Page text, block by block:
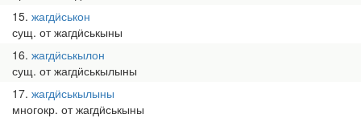
15 жагдӥськон
сущ. от жагдӥськыны
16 жагдӥськылон
сущ. от жагдӥськылыны
17 жагдӥськылыны
многокр. от жагдӥськыны